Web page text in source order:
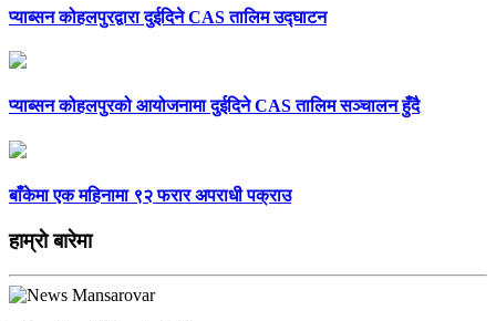
प्याब्सन कोहलपुरद्वारा दुईदिने CAS तालिम उद्घाटन
प्याब्सन कोहलपुरको आयोजनामा दुईदिने CAS तालिम सञ्चालन हुँदै
बाँकेमा एक महिनामा ९२ फरार अपराधी पक्राउ
हाम्राे बारेमा